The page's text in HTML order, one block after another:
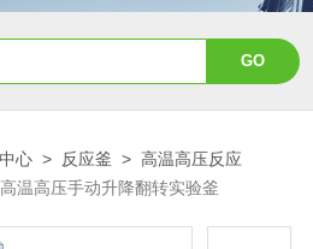
心 > 反应釜 >高温高压反应
温高压手动升降翻转实验釜